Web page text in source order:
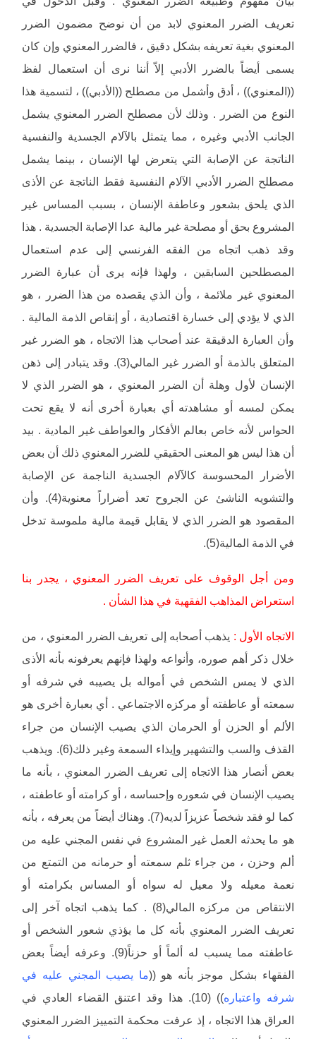
تعريف الضرر المعنوي لابد من أن نوضح مضمون الضرر
المعنوي بغية تعريفه بشكل دقيق ، فالضرر المعنوي وإن كان
يسمى أيضاً بالضرر الأدبي إلاّ أننا نرى أن استعمال لفظ
((المعنوي)) ، أدق وأشمل من مصطلح ((الأدبي)) ، لتسمية هذا
النوع من الضرر . وذلك لأن مصطلح الضرر المعنوي يشمل
الجانب الأدبي وغيره ، مما يتمثل بالآلام الجسدية والنفسية
الناتجة عن الإصابة التي يتعرض لها الإنسان ، بينما يشمل
مصطلح الضرر الأدبي الآلام النفسية فقط الناتجة عن الأذى
الذي يلحق بشعور وعاطفة الإنسان ، بسبب المساس غير
المشروع بحق أو مصلحة غير مالية عدا الإصابة الجسدية . هذا
وقد ذهب اتجاه من الفقه الفرنسي إلى عدم استعمال
المصطلحين السابقين ، ولهذا فإنه يرى أن عبارة الضرر
المعنوي غير ملائمة ، وأن الذي يقصده من هذا الضرر ، هو
الذي لا يؤدي إلى خسارة اقتصادية ، أو إنقاص الذمة المالية .
وأن العبارة الدقيقة عند أصحاب هذا الاتجاه ، هو الضرر غير
المتعلق بالذمة أو الضرر غير المالي(3). وقد يتبادر إلى ذهن
الإنسان لأول وهلة أن الضرر المعنوي ، هو الضرر الذي لا
يمكن لمسه أو مشاهدته أي بعبارة أخرى أنه لا يقع تحت
الحواس لأنه خاص بعالم الأفكار والعواطف غير المادية . بيد
أن هذا ليس هو المعنى الحقيقي للضرر المعنوي ذلك أن بعض
الأضرار المحسوسة كالآلام الجسدية الناجمة عن الإصابة
والتشويه الناشئ عن الجروح تعد أضراراً معنوية(4). وأن
المقصود هو الضرر الذي لا يقابل قيمة مالية ملموسة تدخل
في الذمة المالية(5).
ومن أجل الوقوف على تعريف الضرر المعنوي ، يجدر بنا
استعراض المذاهب الفقهية في هذا الشأن .
الاتجاه الأول : يذهب أصحابه إلى تعريف الضرر المعنوي ، من
خلال ذكر أهم صوره، وأنواعه ولهذا فإنهم يعرفونه بأنه الأذى
الذي لا يمس الشخص في أمواله بل يصيبه في شرفه أو
سمعته أو عاطفته أو مركزه الاجتماعي . أي بعبارة أخرى هو
الألم أو الحزن أو الحرمان الذي يصيب الإنسان من جراء
القذف والسب والتشهير وإيذاء السمعة وغير ذلك(6). ويذهب
بعض أنصار هذا الاتجاه إلى تعريف الضرر المعنوي ، بأنه ما
يصيب الإنسان في شعوره وإحساسه ، أو كرامته أو عاطفته ،
كما لو فقد شخصاً عزيزاً لديه(7). وهناك أيضاً من يعرفه ، بأنه
هو ما يحدثه العمل غير المشروع في نفس المجني عليه من
ألم وحزن ، من جراء ثلم سمعته أو حرمانه من التمتع من
نعمة معيله ولا معيل له سواه أو المساس بكرامته أو
الانتقاص من مركزه المالي(8) . كما يذهب اتجاه آخر إلى
تعريف الضرر المعنوي بأنه كل ما يؤذي شعور الشخص أو
عاطفته مما يسبب له ألماً أو حزناً(9). وعرفه أيضاً بعض
الفقهاء بشكل موجز بأنه هو ((ما يصيب المجني عليه في
شرفه واعتباره
)) (10). هذا وقد اعتنق القضاء العادي في
العراق هذا الاتجاه ، إذ عرفت محكمة التمييز الضرر المعنوي